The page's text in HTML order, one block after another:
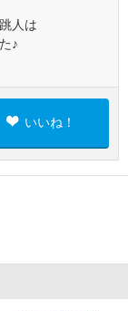
人は
♪
いいね！